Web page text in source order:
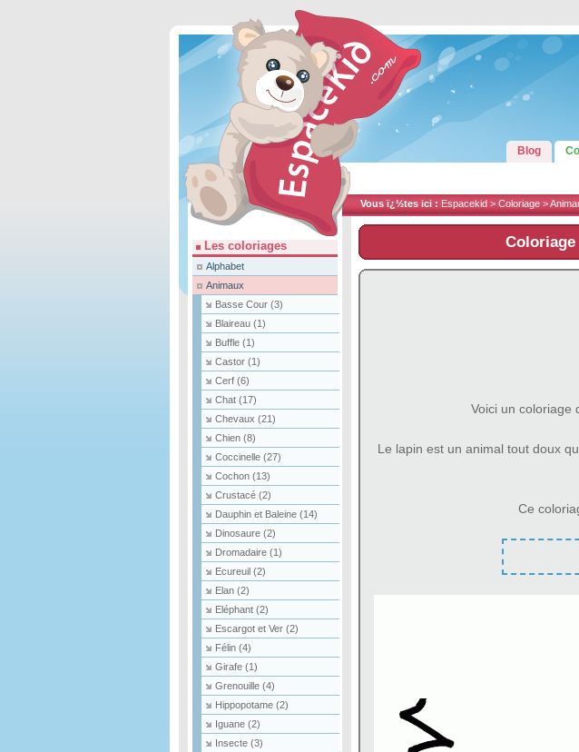
Blog
Vous ï¿½tes ici : Espacekid > Coloriage >
Les coloriages
Alphabet
Animaux
Basse Cour (3)
Blaireau (1)
Buffle (1)
Castor (1)
Cerf (6)
Chat (17)
Chevaux (21)
Chien (8)
Coccinelle (27)
Cochon (13)
Crustacé (2)
Dauphin et Baleine (14)
Dinosaure (2)
Dromadaire (1)
Ecureuil (2)
Elan (2)
Eléphant (2)
Escargot et Ver (2)
Félin (4)
Girafe (1)
Grenouille (4)
Hippopotame (2)
Iguane (2)
Insecte (3)
Voici un coloriage
Le lapin est un animal tout doux
Ce